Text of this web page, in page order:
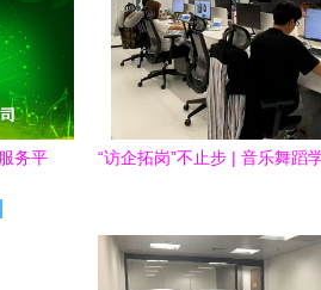
务平
“访企拓岗”不止步 | 音乐舞蹈